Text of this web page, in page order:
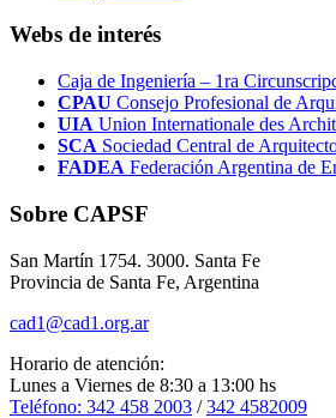
Webs de interés
Caja de Ingeniería – 1ra
CPAU Consejo Profesional de
UIA Union Internationale des
SCA Sociedad Central de
FADEA Federación Argentina de
Sobre CAPSF
San Martín 1754. 3000. Santa Fe
Provincia de Santa Fe, Argentina
cad1@cad1.org.ar
Horario de atención:
Lunes a Viernes de 8:30 a 13:00 hs
Teléfono: 342 458 2003 /342 4582009